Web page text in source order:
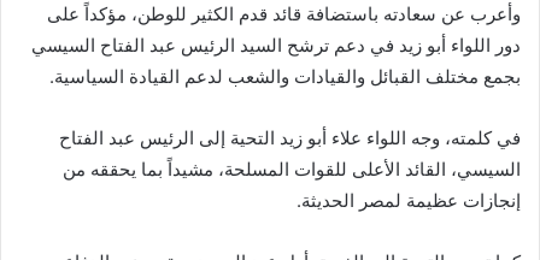
وأعرب عن سعادته باستضافة قائد قدم الكثير للوطن، مؤكداً على
دور اللواء أبو زيد في دعم ترشح السيد الرئيس عبد الفتاح السيسي
بجمع مختلف القبائل والقيادات والشعب لدعم القيادة السياسية.
في كلمته، وجه اللواء علاء أبو زيد التحية إلى الرئيس عبد الفتاح
السيسي، القائد الأعلى للقوات المسلحة، مشيداً بما يحققه من
إنجازات عظيمة لمصر الحديثة.